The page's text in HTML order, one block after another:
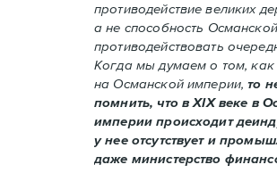
противодействие великих
а не способность
противодействовать
Когда мы думаем о том, как
на Османской империи,то
помнить, что в XIX веке в
империи происходит
у нее отсутствует и
даже министерство